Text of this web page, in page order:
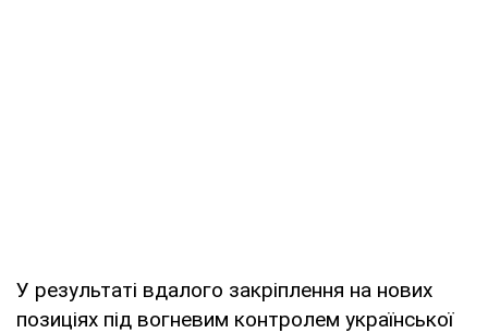
У результаті вдалого закріплення на нових
позиціях під вогневим контролем української